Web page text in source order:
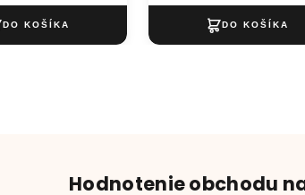
Hodnotenie obchodu